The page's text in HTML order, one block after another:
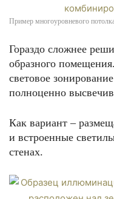
Пример многоуровневого
Гораздо сложнее
образного
световое
полноценно
Как вариант –
и встроенные
стенах.